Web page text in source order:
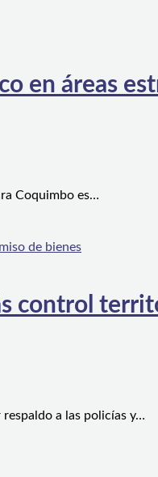
en áreas
Coquimbo es…
control
a las policías y…